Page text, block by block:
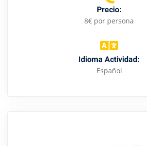
Precio:
8€ por persona
Idioma Actividad:
Español